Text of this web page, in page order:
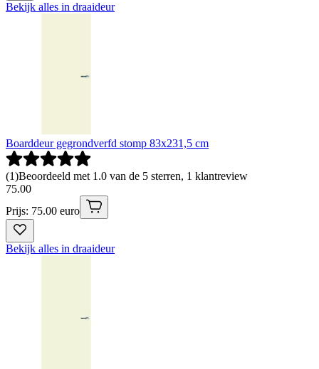
Bekijk alles in draaideur
Boarddeur gegrondverfd stomp 83x231,5 cm
(1)Beoordeeld met 1.0 van de 5 sterren, 1 klantreview
75.00
Prijs: 75.00 euro
Bekijk alles in draaideur